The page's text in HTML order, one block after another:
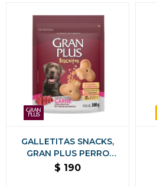
GALLETITAS SNACKS,
GRAN PLUS PERRO
ADULTO SABOR CARNE
$ 190